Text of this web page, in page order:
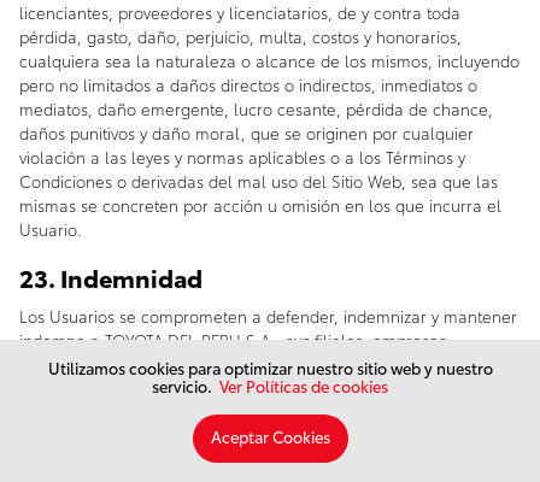
licenciantes, proveedores y licenciatarios, de y contra toda
pérdida, gasto, daño, perjuicio, multa, costos y honorarios,
cualquiera sea la naturaleza o alcance de los mismos, incluyendo
pero no limitados a daños directos o indirectos, inmediatos o
mediatos, daño emergente, lucro cesante, pérdida de chance,
daños punitivos y daño moral, que se originen por cualquier
violación a las leyes y normas aplicables o a los Términos y
Condiciones o derivadas del mal uso del Sitio Web, sea que las
mismas se concreten por acción u omisión en los que incurra el
Usuario.
23. Indemnidad
Los Usuarios se comprometen a defender, indemnizar y mantener
indemne a TOYOTA DEL PERU S.A., sus filiales, empresas
controladas y controlantes, directivos, gerentes, administradores,
representantes y empleados ante cualquier reclamo de otros
Usuarios o de terceros que pudieran surgir como consecuencia
de (i) la utilización por su parte del Sitio Web o del acceso al
mismo; (ii) la violación de su parte de cualquiera de las cláusulas
Utilizamos cookies para optimizar nuestro sitio web y nuestro
servicio. Ver Políticas de cookies
Aceptar Cookies